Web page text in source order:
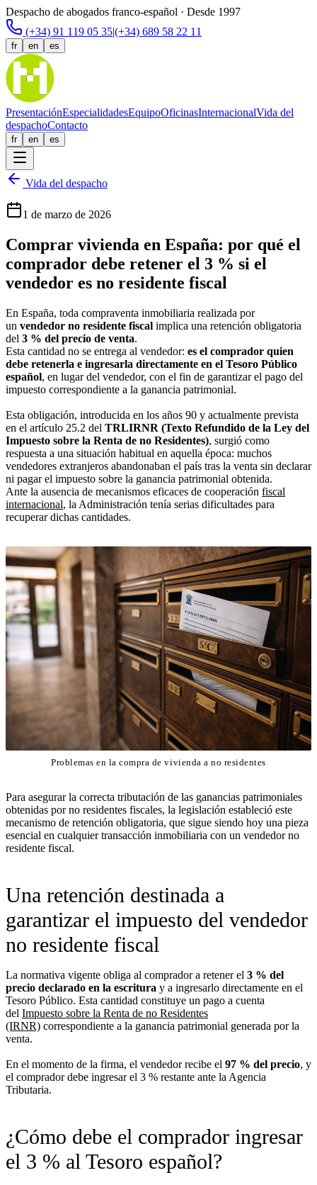
Despacho de abogados franco-español · Desde 1997
(+34) 91 119 05 35|(+34) 689 58 22 11
fr en es
PresentaciónEspecialidadesEquipoOficinasInternacionalVida del
despachoContacto
fr en es
Vida del despacho
1 de marzo de 2026
Comprar vivienda en España: por qué el
comprador debe retener el 3 % si el
vendedor es no residente fiscal
En España, toda compraventa inmobiliaria realizada por
un vendedor no residente fiscal implica una retención obligatoria
del 3 % del precio de venta.
Esta cantidad no se entrega al vendedor: es el comprador quien
debe retenerla e ingresarla directamente en el Tesoro Público
español, en lugar del vendedor, con el fin de garantizar el pago del
impuesto correspondiente a la ganancia patrimonial.
Esta obligación, introducida en los años 90 y actualmente prevista
en el artículo 25.2 del TRLIRNR (Texto Refundido de la Ley del
Impuesto sobre la Renta de no Residentes), surgió como
respuesta a una situación habitual en aquella época: muchos
vendedores extranjeros abandonaban el país tras la venta sin declarar
ni pagar el impuesto sobre la ganancia patrimonial obtenida.
Ante la ausencia de mecanismos eficaces de cooperación fiscal
internacional, la Administración tenía serias dificultades para
recuperar dichas cantidades.
Problemas en la compra de vivienda a no residentes
Para asegurar la correcta tributación de las ganancias patrimoniales
obtenidas por no residentes fiscales, la legislación estableció este
mecanismo de retención obligatoria, que sigue siendo hoy una pieza
esencial en cualquier transacción inmobiliaria con un vendedor no
residente fiscal.
Una retención destinada a
garantizar el impuesto del vendedor
no residente fiscal
La normativa vigente obliga al comprador a retener el 3 % del
precio declarado en la escritura y a ingresarlo directamente en el
Tesoro Público. Esta cantidad constituye un pago a cuenta
del Impuesto sobre la Renta de no Residentes
(IRNR) correspondiente a la ganancia patrimonial generada por la
venta.
En el momento de la firma, el vendedor recibe el 97 % del precio, y
el comprador debe ingresar el 3 % restante ante la Agencia
Tributaria.
¿Cómo debe el comprador ingresar
el 3 % al Tesoro español?